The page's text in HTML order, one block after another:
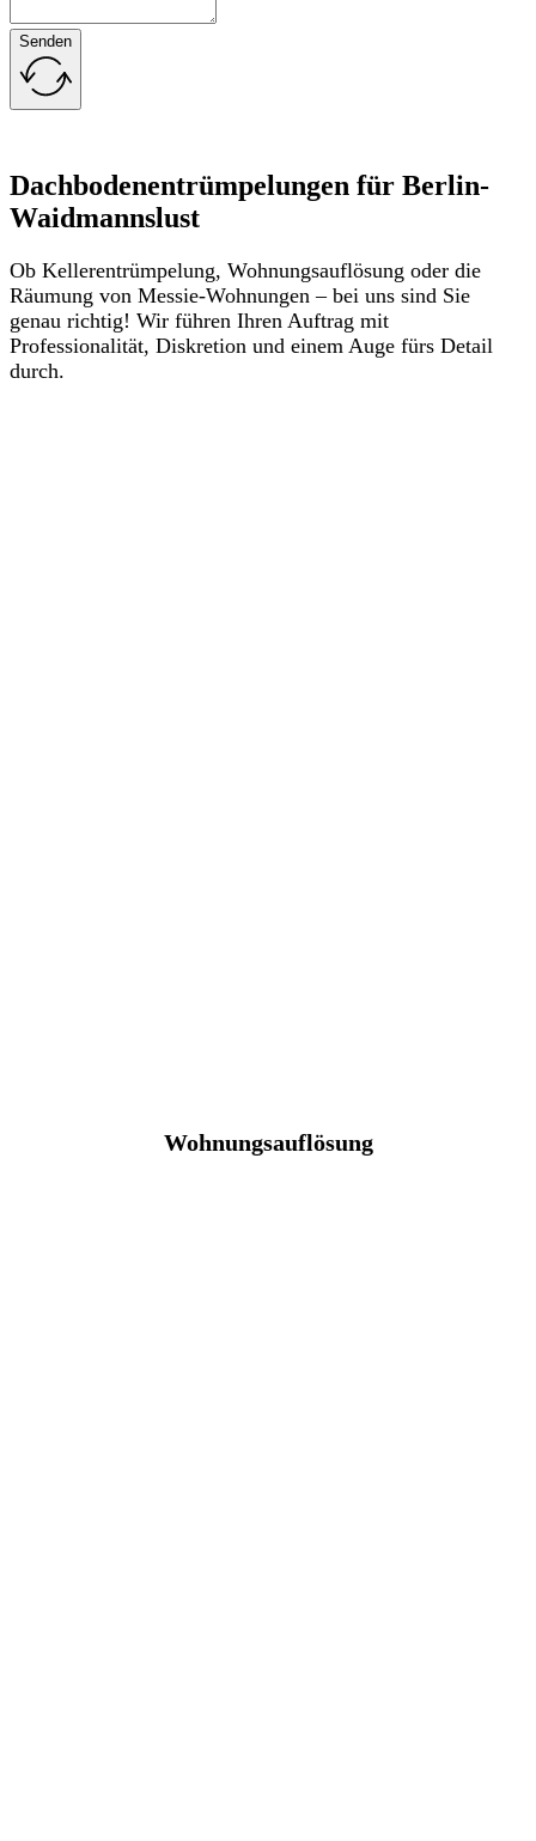
Senden
Dachbodenentrümpelungen für Berlin-
Waidmannslust
Ob Kellerentrümpelung, Wohnungsauflösung oder die
Räumung von Messie-Wohnungen – bei uns sind Sie
genau richtig! Wir führen Ihren Auftrag mit
Professionalität, Diskretion und einem Auge fürs Detail
durch.
Wohnungsauflösung